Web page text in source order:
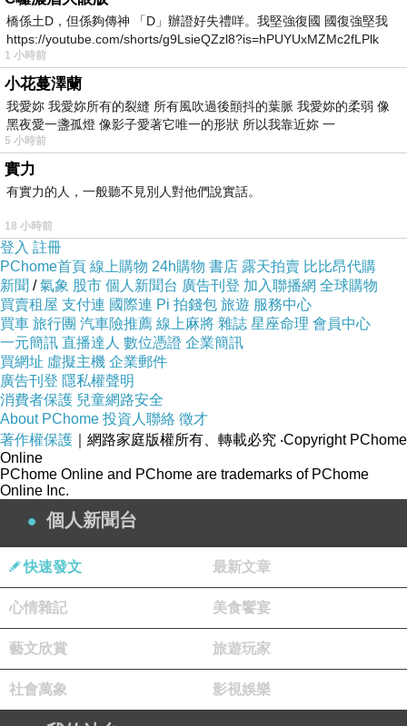
你可以盡情挑選各式各樣、五花八門的人氣畢業證書商品，並且享
有豐富的
線上購物優惠折扣，蝦皮購物
yutuxdaew@yahoo.com.tw
皮購物yutuxdaew@yahoo.com.tw、蝦皮購物
yutuxdaew@yahoo.com.tw、蝦皮購物yutuxdaew@yahoo.com.tw
皮購物yutuxdaew@yahoo.com.tw、蝦皮購物
yutuxdaew@yahoo.com.tw
yutuxdaew@yahoo.com.tw
皮購物yutuxdaew@yahoo.com.tw
畢業證書 哪裡買 ？蝦皮畢業證書-蝦皮購物台灣 、奇摩拍賣、露天拍
賣、掏寶、微信、拚多多、奇摩購物中心，
yutuxdaew@yahoo.com.tw 提供畢業證書評價讓你購物不踩雷 想找畢業
證書 ？來信yutuxdaew@yahoo.com.t
你可以盡情挑選各式各樣、五花八門的人氣
有豐富的畢業證書線上購物優惠折扣，蝦皮購物
yutuxdaew@yahoo.com.tw 、蝦皮購物 yutuxdaew@yahoo.com.tw、蝦
皮購物
yutuxdaew@yahoo.com.tw 、蝦皮購物yutuxdaew@yahoo.com.tw、蝦
皮購物
yutuxdaew@yahoo.com.tw
yutuxdaew@yahoo.com.tw
皮購物
yutuxdaew@yahoo.com.tw 、蝦皮購物
皮購物yutuxdaew@yahoo.com.tw
賣、掏寶、微信、拚多多、奇摩購物中心，
yutuxdaew@yahoo.com.tw
畢業證書評價讓你購物不踩雷
證書？來信yutuxdaew@yahoo.com.tw。
橋係土D，但係夠傳神 「D」辦證好失禮咩。我堅強復國 國復強堅我
https://youtube.com/shorts/g9LsieQZzl8?is=hPUYUxMZMc2fLPlk
1 小時前
小花蔓澤蘭
我愛妳 我愛妳所有的裂縫 所有風吹過後顫抖的葉脈 我愛妳的柔弱 像
黑夜愛一盞孤燈 像影子愛著它唯一的形狀 所以我靠近妳 一
5 小時前
實力
有實力的人，一般聽不見別人對他們說實話。
18 小時前
登入 註冊
PChome首頁 線上購物 24h購物 書店 露天拍賣 比比昂代購
新聞 /氣象 股市 個人新聞台 廣告刊登 加入聯播網 全球購物
買賣租屋 支付連 國際連 Pi 拍錢包 旅遊 服務中心
買車 旅行團 汽車險推薦 線上麻將 雜誌 星座命理 會員中心
一元簡訊 直播達人 數位憑證 企業簡訊
買網址 虛擬主機 企業郵件
廣告刊登 隱私權聲明
消費者保護 兒童網路安全
About PChome 投資人聯絡 徵才
著作權保護 ｜網路家庭版權所有、轉載必究 ‧Copyright PChome
Online
PChome Online and PChome are trademarks of PChome
Online Inc.
個人新聞台
快速發文 最新文章
心情雜記 美食饗宴
藝文欣賞 旅遊玩家
社會萬象 影視娛樂